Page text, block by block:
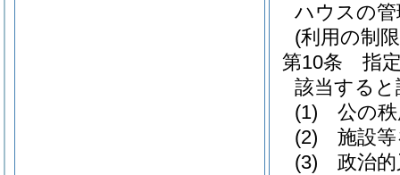
ハウスの
(利用の制
第10条
指
該当する
(1)
公の
(2)
施設
(3)
政治